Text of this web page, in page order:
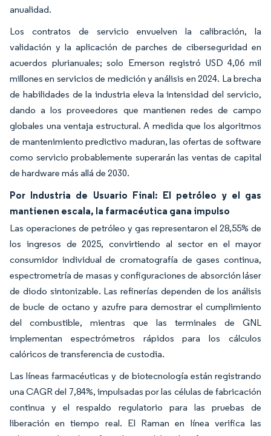
anualidad.
Los contratos de servicio envuelven la calibración, la
validación y la aplicación de parches de ciberseguridad en
acuerdos plurianuales; solo Emerson registró USD 4,06 mil
millones en servicios de medición y análisis en 2024. La brecha
de habilidades de la industria eleva la intensidad del servicio,
dando a los proveedores que mantienen redes de campo
globales una ventaja estructural. A medida que los algoritmos
de mantenimiento predictivo maduran, las ofertas de software
como servicio probablemente superarán las ventas de capital
de hardware más allá de 2030.
Por Industria de Usuario Final: El petróleo y el gas
mantienen escala, la farmacéutica gana impulso
Las operaciones de petróleo y gas representaron el 28,55% de
los ingresos de 2025, convirtiendo al sector en el mayor
consumidor individual de cromatografía de gases continua,
espectrometría de masas y configuraciones de absorción láser
de diodo sintonizable. Las refinerías dependen de los análisis
de bucle de octano y azufre para demostrar el cumplimiento
del combustible, mientras que las terminales de GNL
implementan espectrómetros rápidos para los cálculos
calóricos de transferencia de custodia.
Las líneas farmacéuticas y de biotecnología están registrando
una CAGR del 7,84%, impulsadas por las células de fabricación
continua y el respaldo regulatorio para las pruebas de
liberación en tiempo real. El Raman en línea verifica las